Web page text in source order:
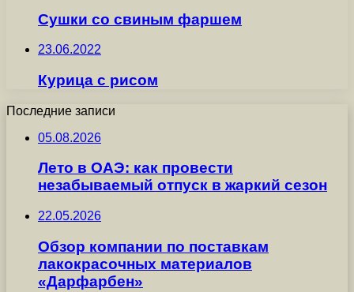
Сушки со свиным фаршем
23.06.2022
Курица с рисом
Последние записи
05.08.2026
Лето в ОАЭ: как провести
незабываемый отпуск в жаркий сезон
22.05.2026
Обзор компании по поставкам
лакокрасочных материалов
«Дарфарбен»